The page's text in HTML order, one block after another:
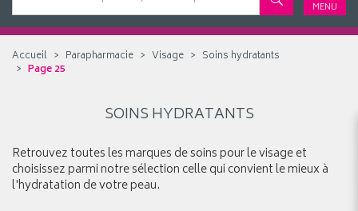
MENU
Accueil Parapharmacie Visage
Soins hydratants
Page 25
SOINS HYDRATANTS
Retrouvez toutes les marques de soins pour le visage et
choisissez parmi notre sélection celle qui convient le mieux à
l'hydratation de votre peau.